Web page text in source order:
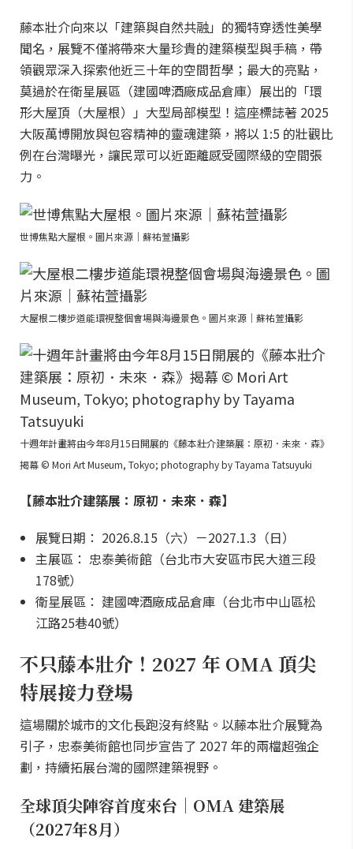
藤本壯介向來以「建築與自然共融」的獨特穿透性美學
聞名，展覽不僅將帶來大量珍貴的建築模型與手稿，帶
領觀眾深入探索他近三十年的空間哲學；最大的亮點，
莫過於在衛星展區（建國啤酒廠成品倉庫）展出的「環
形大屋頂（大屋根）」大型局部模型！這座標誌著 2025
大阪萬博開放與包容精神的靈魂建築，將以 1:5 的壯觀比
例在台灣曝光，讓民眾可以近距離感受國際級的空間張
力。
世博焦點大屋根。圖片來源｜蘇祐萱攝影
大屋根二樓步道能環視整個會場與海邊景色。圖片來源｜蘇祐萱攝影
十週年計畫將由今年8月15日開展的《藤本壯介建築展：原初．未來．森》
揭幕 © Mori Art Museum, Tokyo; photography by Tayama Tatsuyuki
【藤本壯介建築展：原初．未來．森】
展覽日期： 2026.8.15（六）－2027.1.3（日）
主展區： 忠泰美術館（台北市大安區市民大道三段
178號）
衛星展區： 建國啤酒廠成品倉庫（台北市中山區松
江路25巷40號）
不只藤本壯介！2027 年 OMA 頂尖
特展接力登場
這場關於城市的文化長跑沒有終點。以藤本壯介展覽為
引子，忠泰美術館也同步宣告了 2027 年的兩檔超強企
劃，持續拓展台灣的國際建築視野。
全球頂尖陣容首度來台｜OMA 建築展
（2027年8月）